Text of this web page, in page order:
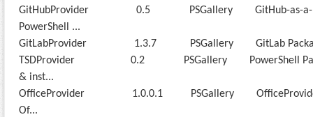
GitHubProvider 0.5 PSGallery GitHub-as-a-
PowerShell ...
GitLabProvider 1.3.7 PSGallery GitLab
TSDProvider 0.2 PSGallery PowerShell
& inst...
OfficeProvider 1.0.0.1 PSGallery OfficeProvider
Of...